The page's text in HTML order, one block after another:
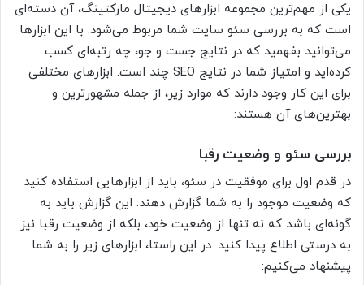
یکی از مهم‌ترین مجموعه ابزارهای دیجیتال مارکتینگ، آن دسته‌ای
است که به بررسی سئو سایت شما مربوط می‌شود. با این ابزارها
می‌توانید بفهمید که در نتایج جست و جو، چه رتبه‌ای کسب
کرده‌اید و امتیاز شما در نتایج SEO چند است. ابزارهای مختلفی
برای این کار وجود دارند که موارد زیر، از جمله مشهورترین و
بهترین‌های آن هستند:
بررسی سئو و وضعیت رقبا
در قدم اول برای موفقیت در سئو، باید از ابزارهایی استفاده کنید
که وضعیت موجود را به شما گزارش دهند. این گزارش باید به
گونه‌ای باشد که نه تنها از وضعیت خود، بلکه از وضعیت رقبا نیز
به درستی اطلاع پیدا کنید. در این راستا، ابزارهای زیر را به شما
پیشنهاد می‌کنیم: